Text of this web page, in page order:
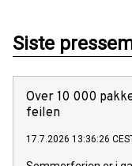
Siste
Over 10 000
feilen
17.7.2026 13:36:26